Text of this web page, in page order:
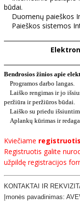
būdai.
Duomenų paieškos
Paieškos sistemos
Bendrosios žinios apie
Programos darbo langas.
Laiško rengimas ir jo
peržiūra ir peržiūros būdai.
Laiško su priedu
Aplankų kūrimas ir
Kviečiame
Registruotis galite
užpildę registracijos
KONTAKTAI IR
​Įmonės pavadinimas: